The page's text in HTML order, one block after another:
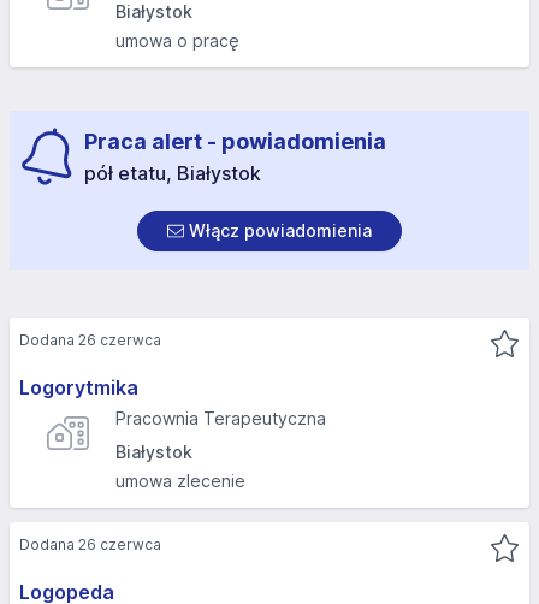
Białystok
umowa o pracę
Praca alert - powiadomienia
pół etatu, Białystok
Włącz powiadomienia
Logorytmika
Pracownia Terapeutyczna
Białystok
umowa zlecenie
Dodana 26 czerwca
Logopeda
Dodana 26 czerwca